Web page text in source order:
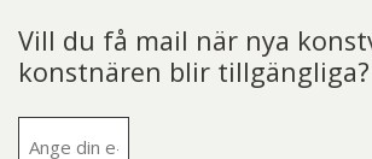
Vill du få mail när nya
konstnären blir tillgängliga?